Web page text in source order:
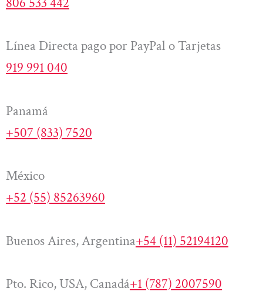
Línea Directa pago por PayPal o Tarjetas
919 991 040
Panamá
+507 (833) 7520
México
+52 (55) 85263960
Buenos Aires, Argentina+54 (11) 52194120
Pto. Rico, USA, Canadá+1 (787) 2007590